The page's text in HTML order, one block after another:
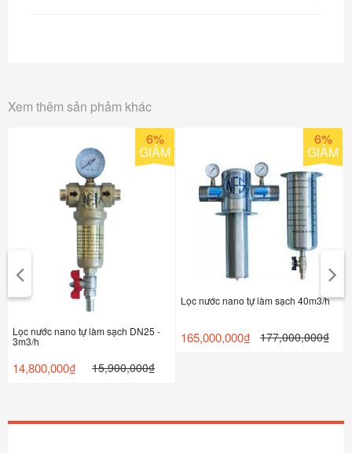
Xem thêm sản phảm khác
6%
GIẢM
Lọc nước nano tự làm sạch DN25 -
3m3/h
14,800,000₫ 15,900,000₫
6%
GIẢM
Lọc nước nano tự làm sạch 40m3/h
165,000,000₫ 177,000,000₫